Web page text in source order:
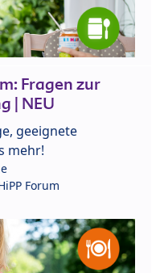
Fragen zur
| NEU
geeignete
mehr!
Forum